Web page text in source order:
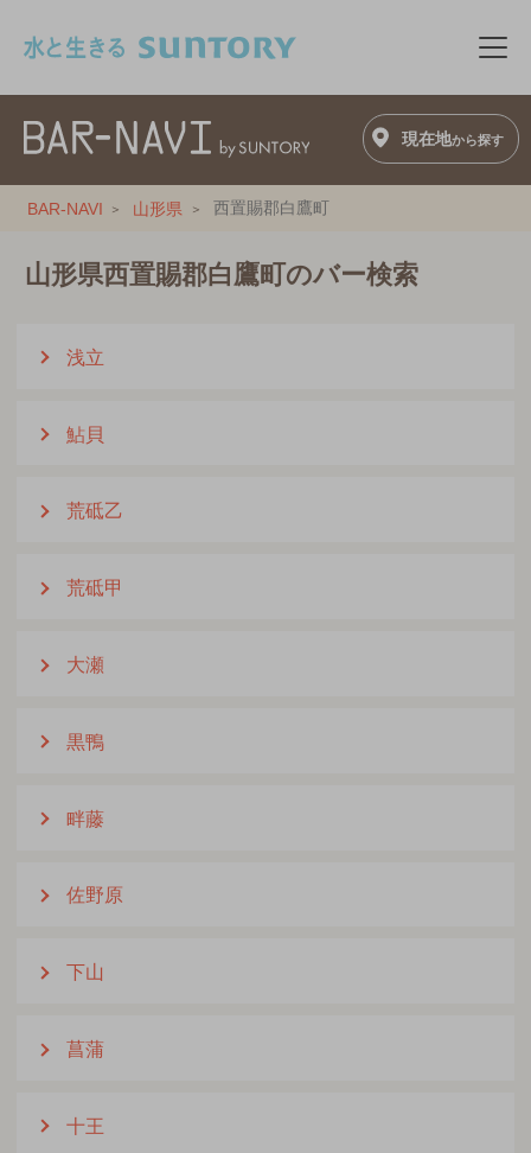
メ
現在地から探す
BAR-NAVI 山形県 西置賜郡白鷹町
山形県西置賜郡白鷹町のバー検索
浅立
鮎貝
荒砥乙
荒砥甲
大瀬
黒鴨
畔藤
佐野原
下山
菖蒲
十王